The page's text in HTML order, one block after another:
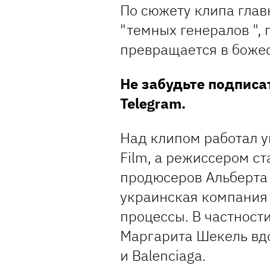
По сюжету клипа
"темных генералов ",
превращается в
Не забудьте
Telegram.
Над клипом работал
Film, а режиссером
продюсеров
украинская
процессы. В
Маргарита Шекель
и Balenciaga.